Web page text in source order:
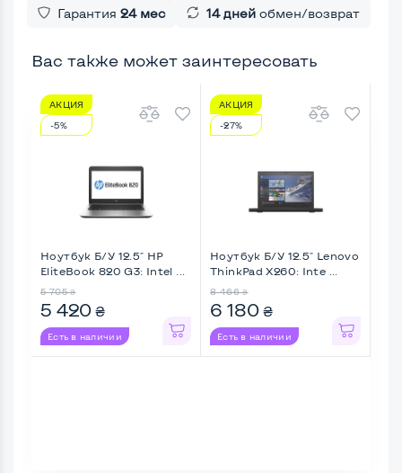
Гарантия 24 мес 14 дней обмен/возврат
Вас также может заинтересовать
АКЦИЯ
-5%
Ноутбук Б/У 12.5" HP
EliteBook 820 G3: Intel ...
5 705 ₴
5 420 ₴
Есть в наличии
АКЦИЯ
-27%
Ноутбук Б/У 12.5" Lenovo
ThinkPad X260: Inte ...
8 466 ₴
6 180 ₴
Есть в наличии